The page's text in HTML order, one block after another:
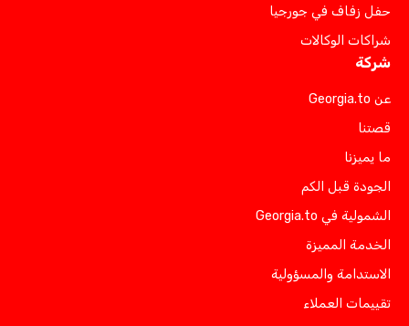
حفل زفاف في جورجيا
شراكات الوكالات
شركة
عن Georgia.to
قصتنا
ما يميزنا
الجودة قبل الكم
الشمولية في Georgia.to
الخدمة المميزة
الاستدامة والمسؤولية
تقييمات العملاء